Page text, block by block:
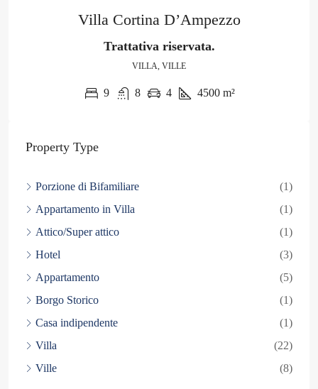
Villa Cortina D’Ampezzo
Trattativa riservata.
VILLA, VILLE
9 8 4 4500 m²
Property Type
Porzione di Bifamiliare
(1)
Appartamento in Villa
(1)
Attico/Super attico
(1)
Hotel
(3)
Appartamento
(5)
Borgo Storico
(1)
Casa indipendente
(1)
Villa
(22)
Ville
(8)